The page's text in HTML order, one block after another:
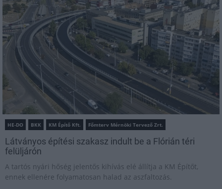
HE-DO BKK KM Építő Kft. Főmterv Mérnöki Tervező Zrt.
Látványos építési szakasz indult be a Flórián téri
felüljárón
A tartós nyári hőség jelentős kihívás elé állítja a KM Építőt,
ennek ellenére folyamatosan halad az aszfaltozás.